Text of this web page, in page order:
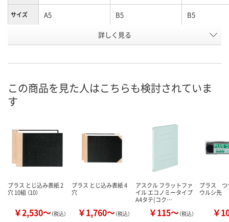
サイズ A5 B5 B5
P826890 J080880
8月25日（火）まで
カゴへ
詳しく見る
この商品を見た人はこちらも検討されていま
す
プラス とじ込み表紙 2
穴 10組 （10）
￥2,530～（税込）
プラス とじ込み表紙 4
穴
￥1,760～（税込）
アスクル フラットファ
イル エコノミータイプ
A4タテ(コク…
￥115～（税込）
プラス
ウルシ先
￥